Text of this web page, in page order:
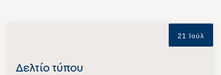
21 Ιούλ
Δελτίο τύπου